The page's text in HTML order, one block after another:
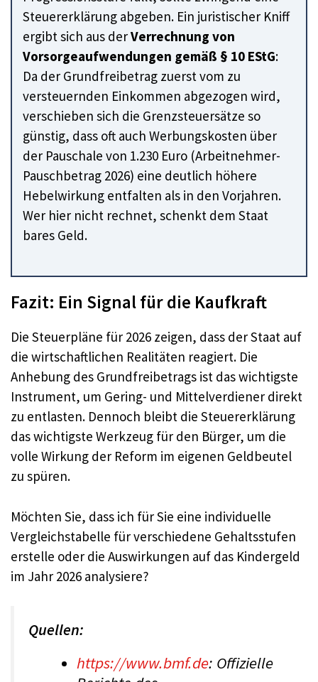
Steuererklärung abgeben. Ein juristischer Kniff
ergibt sich aus derVerrechnung von
Vorsorgeaufwendungen gemäß § 10 EStG:
Da der Grundfreibetrag zuerst vom zu
versteuernden Einkommen abgezogen wird,
verschieben sich die Grenzsteuersätze so
günstig, dass oft auch Werbungskosten über
der Pauschale von 1.230 Euro (Arbeitnehmer-
Pauschbetrag 2026) eine deutlich höhere
Hebelwirkung entfalten als in den Vorjahren.
Wer hier nicht rechnet, schenkt dem Staat
bares Geld.
Fazit: Ein Signal für die Kaufkraft
Die Steuerpläne für 2026 zeigen, dass der Staat auf
die wirtschaftlichen Realitäten reagiert. Die
Anhebung des Grundfreibetrags ist das wichtigste
Instrument, um Gering- und Mittelverdiener direkt
zu entlasten. Dennoch bleibt die Steuererklärung
das wichtigste Werkzeug für den Bürger, um die
volle Wirkung der Reform im eigenen Geldbeutel
zu spüren.
Möchten Sie, dass ich für Sie eine individuelle
Vergleichstabelle für verschiedene Gehaltsstufen
erstelle oder die Auswirkungen auf das Kindergeld
im Jahr 2026 analysiere?
Quellen:
https://www.bmf.de: Offizielle